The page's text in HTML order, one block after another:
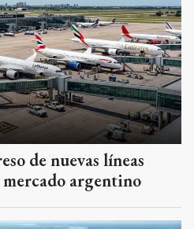
de nuevas líneas
mercado argentino